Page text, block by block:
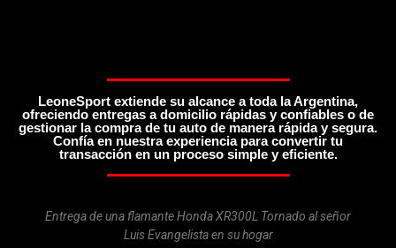
LeoneSport extiende su alcance a toda la Argentina,
ofreciendo entregas a domicilio rápidas y confiables o de
gestionar la compra de tu auto de manera rápida y segura.
Confía en nuestra experiencia para convertir tu
transacción en un proceso simple y eficiente.
Entrega de una flamante Honda XR300L Tornado al señor
Luis Evangelista en su hogar